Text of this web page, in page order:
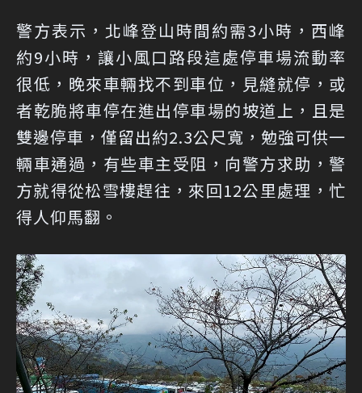
警方表示，北峰登山時間約需3小時，西峰
約9小時，讓小風口路段這處停車場流動率
很低，晚來車輛找不到車位，見縫就停，或
者乾脆將車停在進出停車場的坡道上，且是
雙邊停車，僅留出約2.3公尺寬，勉強可供一
輛車通過，有些車主受阻，向警方求助，警
方就得從松雪樓趕往，來回12公里處理，忙
得人仰馬翻。